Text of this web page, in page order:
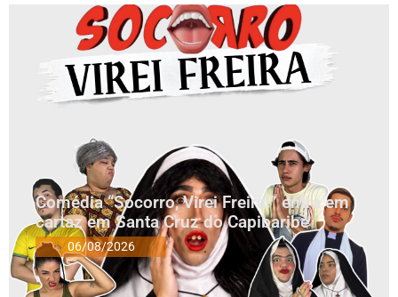
Comédia “Socorro, Virei Freira!” entra em
cartaz em Santa Cruz do Capibaribe
06/08/2026